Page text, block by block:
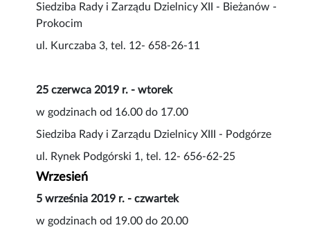
Siedziba Rady i Zarządu Dzielnicy XII - Bieżanów -
Prokocim
ul. Kurczaba 3, tel. 12- 658-26-11
25 czerwca 2019 r. - wtorek
w godzinach od 16.00 do 17.00
Siedziba Rady i Zarządu Dzielnicy XIII - Podgórze
ul. Rynek Podgórski 1, tel. 12- 656-62-25
Wrzesień
5 września 2019 r. - czwartek
w godzinach od 19.00 do 20.00